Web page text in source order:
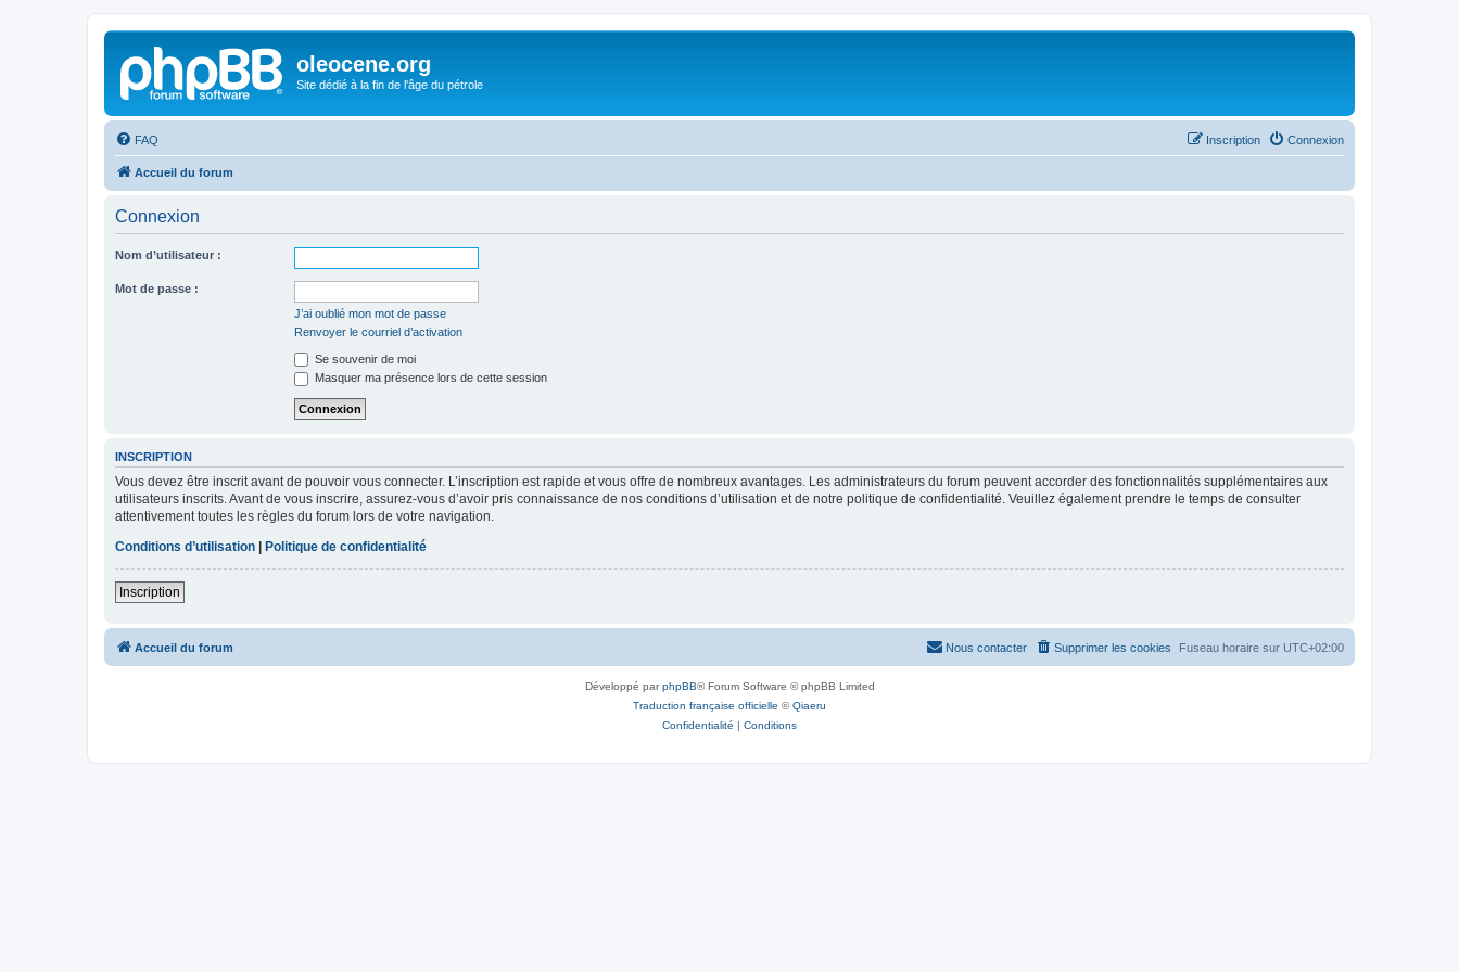
oleocene.org
Site dédié à la fin de l'âge du pétrole
FAQ Connexion
Inscription
Accueil du forum
Connexion
Nom d’utilisateur :
Mot de passe :
J’ai oublié mon mot de passe
Renvoyer le courriel d’activation
Se souvenir de moi
Masquer ma présence lors de cette session
INSCRIPTION
Vous devez être inscrit avant de pouvoir vous connecter. L’inscription est rapide et vous offre de nombreux avantages. Les administrateurs du forum peuvent accorder des fonctionnalités supplémentaires aux
utilisateurs inscrits. Avant de vous inscrire, assurez-vous d’avoir pris connaissance de nos conditions d’utilisation et de notre politique de confidentialité. Veuillez également prendre le temps de consulter
attentivement toutes les règles du forum lors de votre navigation.
Conditions d’utilisation
Politique de confidentialité
Inscription
Accueil du forum Fuseau horaire sur UTC+02:00
Supprimer les cookies
Nous contacter
Développé parphpBB® Forum Software © phpBB Limited
Traduction française officielle ©Qiaeru
Confidentialité | Conditions